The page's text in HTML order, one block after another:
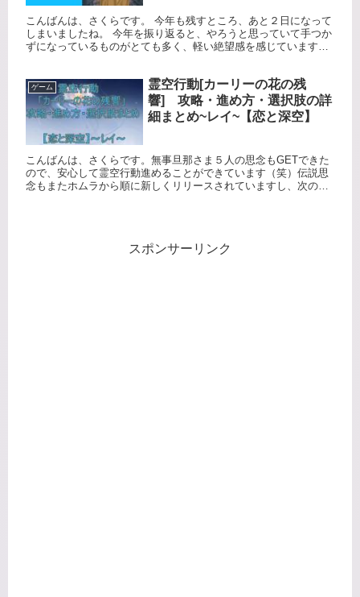
こんばんは、さくらです。 今年も残すところ、あと２日になって
しまいましたね。 今年を振り返ると、やろうと思っていて手つか
ずになっているものがとても多く、軽い絶望感を感じていますｗ
ゲーム
霊空行動[カーリーの花の残
響] 攻略・進め方・選択肢の詳
細まとめ~レイ~【恋と深空】
こんばんは、さくらです。無事旦那さま５人の思念もGETできた
ので、安心して霊空行動進めることができています（笑）伝説思
念もまたホムラから順に新しくリリースされていますし、次のレ
スポンサーリンク